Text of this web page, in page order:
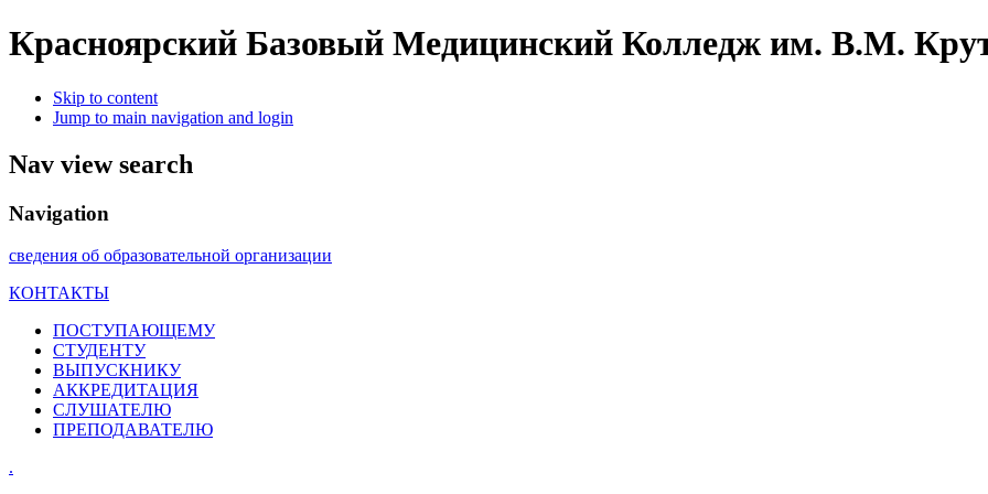
Красноярский Базовый Медицинский Колледж им. В.М.
Skip to content
Jump to main navigation and login
Nav view search
Navigation
сведения об образовательной организации
КОНТАКТЫ
ПОСТУПАЮЩЕМУ
СТУДЕНТУ
ВЫПУСКНИКУ
АККРЕДИТАЦИЯ
СЛУШАТЕЛЮ
ПРЕПОДАВАТЕЛЮ
.